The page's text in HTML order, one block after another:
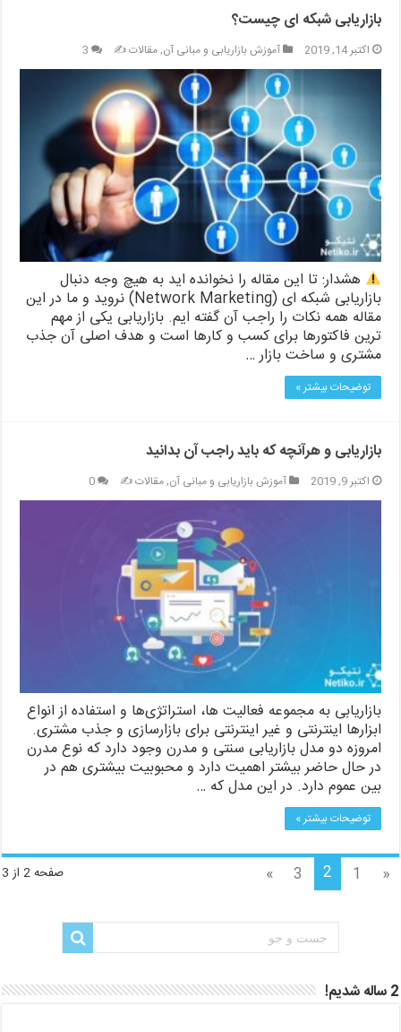
بازاریابی شبکه ای چیست؟
اکتبر 14, 2019 آموزش بازاریابی و مبانی آن,مقالات ✍️ 3
هشدار: تا این مقاله را نخوانده اید به هیچ وجه دنبال
بازاریابی شبکه ای (Network Marketing) نروید و ما در این
مقاله همه نکات را راجب آن گفته ایم. بازاریابی یکی از مهم
ترین فاکتورها برای کسب و کارها است و هدف اصلی آن جذب
مشتری و ساخت بازار …
توضیحات بیشتر »
بازاریابی و هرآنچه که باید راجب آن بدانید
اکتبر 9, 2019 آموزش بازاریابی و مبانی آن,مقالات ✍️ 0
بازاریابی به مجموعه فعالیت ها، استراتژی‌ها و استفاده از انواع
ابزارها اینترنتی و غیر اینترنتی برای بازارسازی و جذب مشتری.
امروزه دو مدل بازاریابی سنتی و مدرن وجود دارد که نوع مدرن
در حال حاضر بیشتر اهمیت دارد و محبوبیت بیشتری هم در
بین عموم دارد. در این مدل که …
توضیحات بیشتر »
صفحه 2 از 3 «
1
2
3
»
2 ساله شدیم!